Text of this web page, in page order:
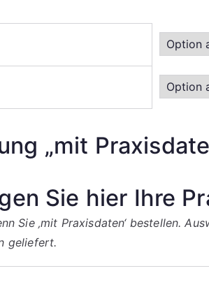
„mit
Sie hier Ihre
Sie ‚mit Praxisdaten‘ bestellen.
geliefert.